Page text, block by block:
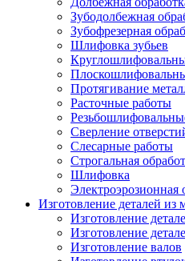
Зубодолбежная
Зубофрезерная
Шлифовка зубьев
Протягивание
Расточные работы
Сверление
Слесарные работы
Строгальная
Шлифовка
Электроэрозионная
Изготовление деталей из
Изготовление
Изготовление
Изготовление валов